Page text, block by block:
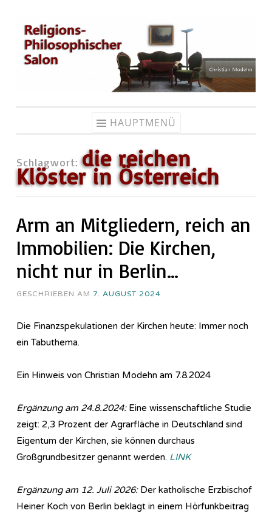
Zum
Inhalt
springen
HAUPTMENÜ
Schlagwort:die reichen
Klöster in Österreich
Arm an Mitgliedern, reich an
Immobilien: Die Kirchen,
nicht nur in Berlin…
GESCHRIEBEN AM 7. AUGUST 2024
Die Finanzspekulationen der Kirchen heute: Immer noch
ein Tabuthema.
Ein Hinweis von Christian Modehn am 7.8.2024
Ergänzung am 24.8.2024:Eine wissenschaftliche Studie
zeigt: 2,3 Prozent der Agrarfläche in Deutschland sind
Eigentum der Kirchen, sie können durchaus
Großgrundbesitzer genannt werden. LINK
Ergänzung am 12. Juli 2026:Der katholische Erzbischof
Heiner Koch von Berlin beklagt in einem Hörfunkbeitrag